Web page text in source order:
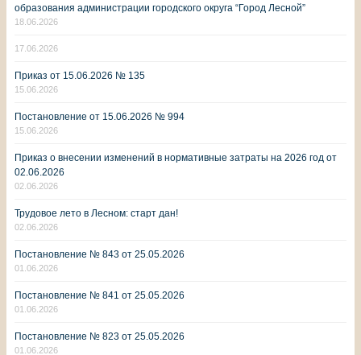
образования администрации городского округа “Город Лесной”
18.06.2026
17.06.2026
Приказ от 15.06.2026 № 135
15.06.2026
Постановление от 15.06.2026 № 994
15.06.2026
Приказ о внесении изменений в нормативные затраты на 2026 год от
02.06.2026
02.06.2026
Трудовое лето в Лесном: старт дан!
02.06.2026
Постановление № 843 от 25.05.2026
01.06.2026
Постановление № 841 от 25.05.2026
01.06.2026
Постановление № 823 от 25.05.2026
01.06.2026